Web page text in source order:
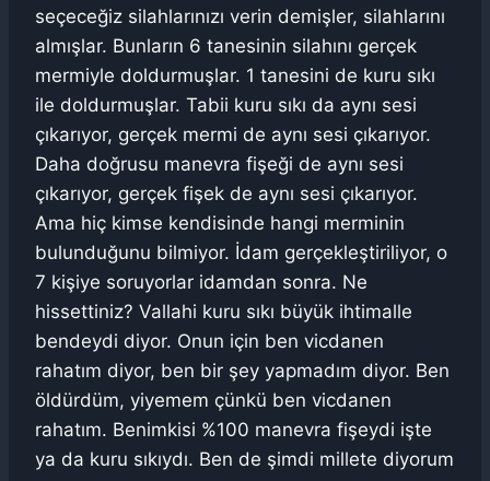
seçeceğiz silahlarınızı verin demişler, silahlarını
almışlar. Bunların 6 tanesinin silahını gerçek
mermiyle doldurmuşlar. 1 tanesini de kuru sıkı
ile doldurmuşlar. Tabii kuru sıkı da aynı sesi
çıkarıyor, gerçek mermi de aynı sesi çıkarıyor.
Daha doğrusu manevra fişeği de aynı sesi
çıkarıyor, gerçek fişek de aynı sesi çıkarıyor.
Ama hiç kimse kendisinde hangi merminin
bulunduğunu bilmiyor. İdam gerçekleştiriliyor, o
7 kişiye soruyorlar idamdan sonra. Ne
hissettiniz? Vallahi kuru sıkı büyük ihtimalle
bendeydi diyor. Onun için ben vicdanen
rahatım diyor, ben bir şey yapmadım diyor. Ben
öldürdüm, yiyemem çünkü ben vicdanen
rahatım. Benimkisi %100 manevra fişeydi işte
ya da kuru sıkıydı. Ben de şimdi millete diyorum